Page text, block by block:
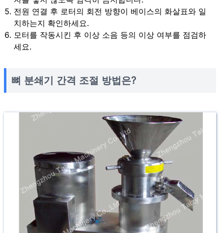
전원 연결 후 로터의 회전 방향이 베이스의 화살표와 일
치하는지 확인하세요.
모터를 작동시킨 후 이상 소음 등의 이상 여부를 점검하
세요.
뼈 분쇄기 간격 조절 방법은?